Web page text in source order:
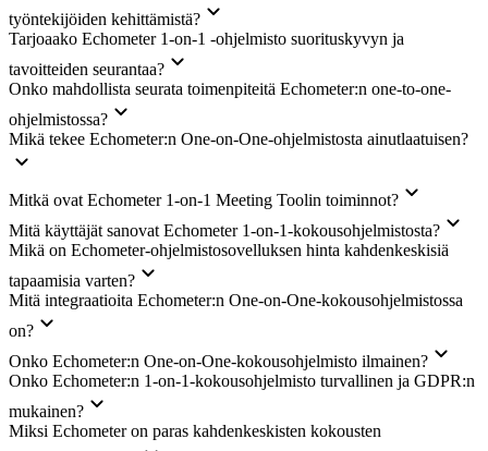
työntekijöiden kehittämistä?
Tarjoaako Echometer 1-on-1 -ohjelmisto suorituskyvyn ja
tavoitteiden seurantaa?
Onko mahdollista seurata toimenpiteitä Echometer:n one-to-one-
ohjelmistossa?
Mikä tekee Echometer:n One-on-One-ohjelmistosta ainutlaatuisen?
Mitkä ovat Echometer 1-on-1 Meeting Toolin toiminnot?
Mitä käyttäjät sanovat Echometer 1-on-1-kokousohjelmistosta?
Mikä on Echometer-ohjelmistosovelluksen hinta kahdenkeskisiä
tapaamisia varten?
Mitä integraatioita Echometer:n One-on-One-kokousohjelmistossa
on?
Onko Echometer:n One-on-One-kokousohjelmisto ilmainen?
Onko Echometer:n 1-on-1-kokousohjelmisto turvallinen ja GDPR:n
mukainen?
Miksi Echometer on paras kahdenkeskisten kokousten